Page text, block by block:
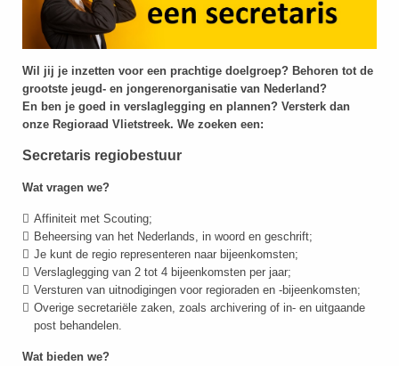
Wil jij je inzetten voor een prachtige doelgroep? Behoren tot de
grootste jeugd- en jongerenorganisatie van Nederland?
En ben je goed in verslaglegging en plannen? Versterk dan
onze Regioraad Vlietstreek. We zoeken een:
Secretaris regiobestuur
Wat vragen we?
Affiniteit met Scouting;
Beheersing van het Nederlands, in woord en geschrift;
Je kunt de regio representeren naar bijeenkomsten;
Verslaglegging van 2 tot 4 bijeenkomsten per jaar;
Versturen van uitnodigingen voor regioraden en -bijeenkomsten;
Overige secretariële zaken, zoals archivering of in- en uitgaande
post behandelen.
Wat bieden we?